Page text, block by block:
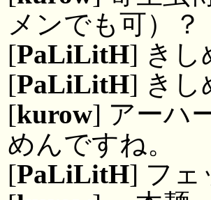
メンでも可）？
[PaLiLitH] きし
[PaLiLitH] きし
[kurow] アーハ
めんですね。
[PaLiLitH] フェ